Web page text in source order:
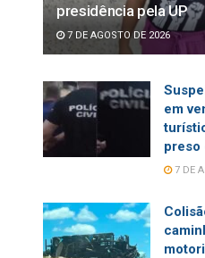
presidência pela UP
7 DE AGOSTO DE 2026
em
preso
7 DE